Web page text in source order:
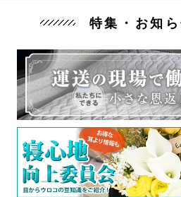
特集・お知